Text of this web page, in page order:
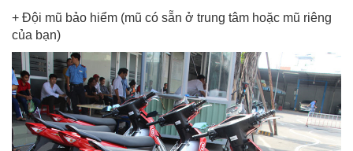
+ Đội mũ bảo hiểm (mũ có sẵn ở trung tâm hoặc mũ riêng
của bạn)